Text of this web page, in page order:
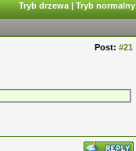
Tryb drzewa | Tryb normalny
Post: #21